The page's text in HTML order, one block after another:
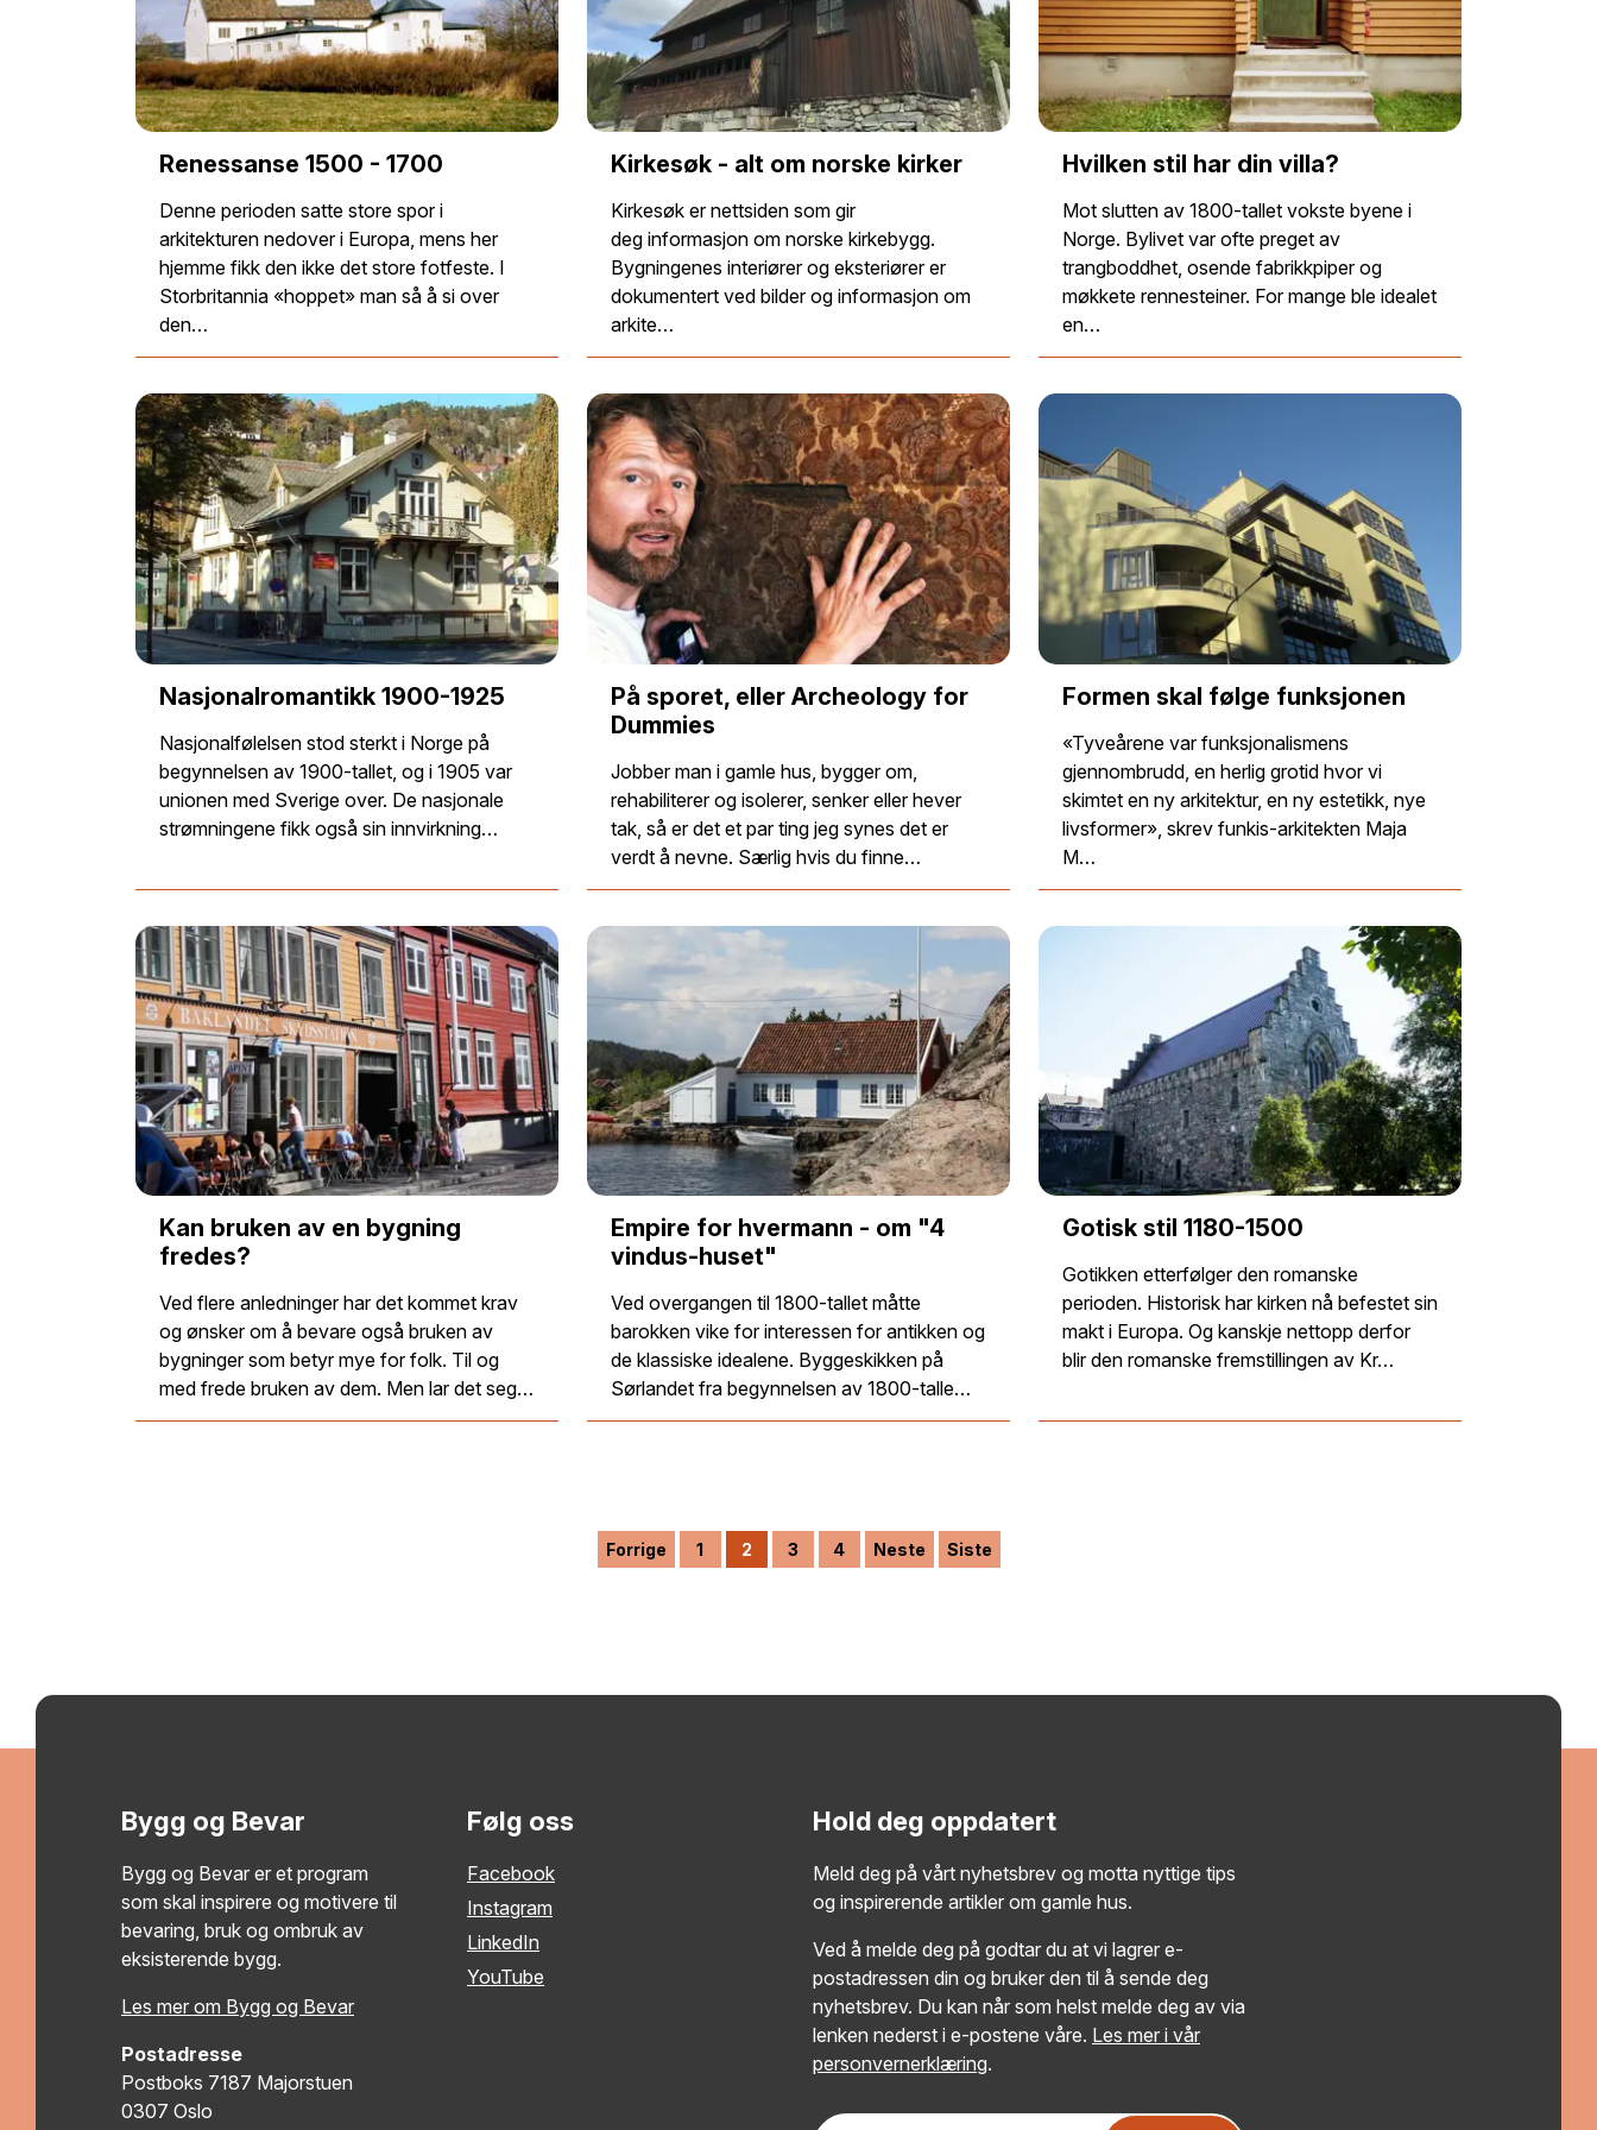
Renessanse 1500 - 1700
Denne perioden satte store spor i
arkitekturen nedover i Europa, mens her
hjemme fikk den ikke det store fotfeste. I
Storbritannia «hoppet» man så å si over
den…
Kirkesøk - alt om norske kirker
Kirkesøk er nettsiden som gir
deg informasjon om norske kirkebygg.
Bygningenes interiører og eksteriører er
dokumentert ved bilder og informasjon om
arkite…
Hvilken stil har din villa?
Mot slutten av 1800-tallet vokste byene i
Norge. Bylivet var ofte preget av
trangboddhet, osende fabrikkpiper og
møkkete rennesteiner. For mange ble idealet
en…
Nasjonalromantikk 1900-1925
Nasjonalfølelsen stod sterkt i Norge på
begynnelsen av 1900-tallet, og i 1905 var
unionen med Sverige over. De nasjonale
strømningene fikk også sin innvirkning…
På sporet, eller Archeology for
Dummies
Jobber man i gamle hus, bygger om,
rehabiliterer og isolerer, senker eller hever
tak, så er det et par ting jeg synes det er
verdt å nevne. Særlig hvis du finne…
Formen skal følge funksjonen
«Tyveårene var funksjonalismens
gjennombrudd, en herlig grotid hvor vi
skimtet en ny arkitektur, en ny estetikk, nye
livsformer», skrev funkis-arkitekten Maja
M…
Kan bruken av en bygning
fredes?
Ved flere anledninger har det kommet krav
og ønsker om å bevare også bruken av
bygninger som betyr mye for folk. Til og
med frede bruken av dem. Men lar det seg…
Empire for hvermann - om "4
vindus-huset"
Ved overgangen til 1800-tallet måtte
barokken vike for interessen for antikken og
de klassiske idealene. Byggeskikken på
Sørlandet fra begynnelsen av 1800-talle…
Gotisk stil 1180-1500
Gotikken etterfølger den romanske
perioden. Historisk har kirken nå befestet sin
makt i Europa. Og kanskje nettopp derfor
blir den romanske fremstillingen av Kr…
Forrige 1 2 3 4 Neste Siste
Bygg og Bevar
Bygg og Bevar er et program
som skal inspirere og motivere til
bevaring, bruk og ombruk av
eksisterende bygg.
Les mer om Bygg og Bevar
Postadresse
Postboks 7187 Majorstuen
0307 Oslo
Følg oss
Facebook
Instagram
LinkedIn
YouTube
Hold deg oppdatert
Meld deg på vårt nyhetsbrev og motta nyttige tips
og inspirerende artikler om gamle hus.
Ved å melde deg på godtar du at vi lagrer e-
postadressen din og bruker den til å sende deg
nyhetsbrev. Du kan når som helst melde deg av via
lenken nederst i e-postene våre. Les mer i vår
personvernerklæring.